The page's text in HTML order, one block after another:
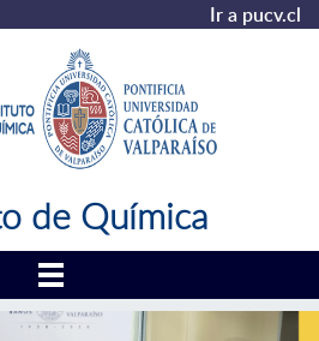
Ir a pucv.cl
de Química